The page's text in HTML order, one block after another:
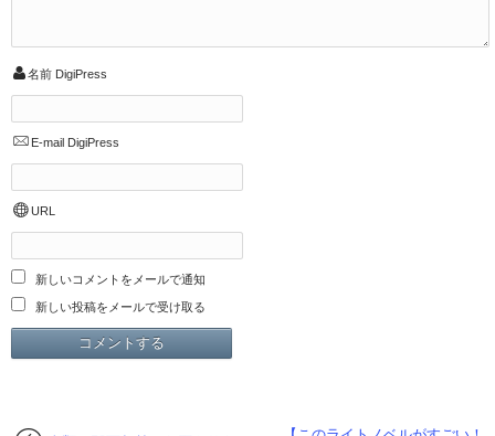
名前 DigiPress
E-mail DigiPress
URL
新しいコメントをメールで通知
新しい投稿をメールで受け取る